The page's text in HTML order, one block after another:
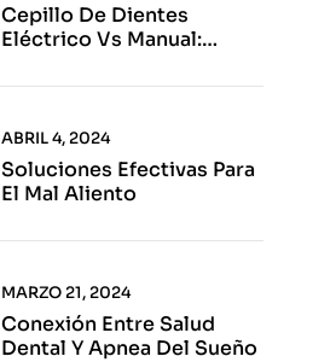
Cepillo De Dientes
Eléctrico Vs Manual:
De Cada Opción
Soluciones Efectivas Para
El Mal Aliento
ABRIL 4, 2024
Conexión Entre Salud
Dental Y Apnea Del Sueño
MARZO 21, 2024